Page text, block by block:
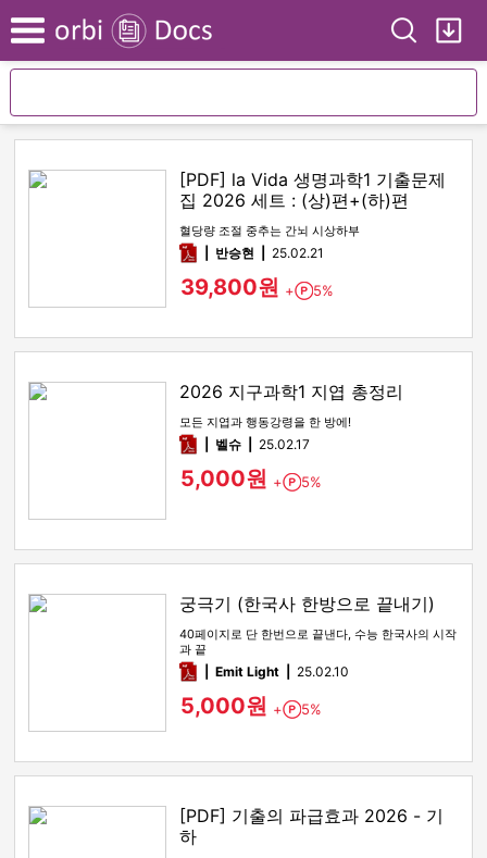
Menu Search
[PDF] la Vida 생명과학1 기출문제
집 2026 세트 : (상)편+(하)편
혈당량 조절 중추는 간뇌 시상하부
pdf반승현 25.02.21
39,800원 + Point
5%
2026 지구과학1 지엽 총정리
모든 지엽과 행동강령을 한 방에!
pdf벨슈 25.02.17
5,000원 + Point
5%
궁극기 (한국사 한방으로 끝내기)
40페이지로 단 한번으로 끝낸다, 수능 한국사의 시작
과 끝
pdfEmit Light 25.02.10
5,000원 + Point
5%
[PDF] 기출의 파급효과 2026 - 기
하